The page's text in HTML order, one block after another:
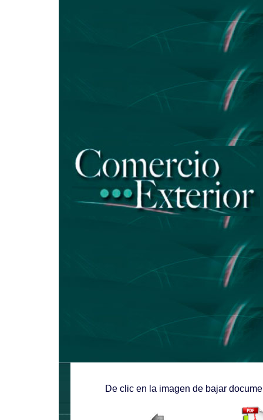
De clic en la imagen de bajar